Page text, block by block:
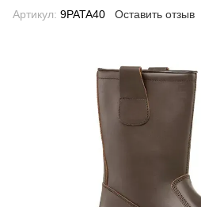
Артикул: 9PATA40 Оставить отзыв